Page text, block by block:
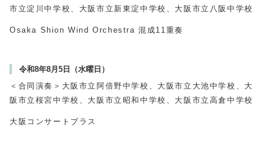
市立淀川中学校、大阪市立新東淀中学校、大阪市立八阪中学校
Osaka Shion Wind Orchestra 混成11重奏
令和8年8月5日（水曜日）
＜合同演奏＞大阪市立阿倍野中学校、大阪市立大池中学校、大
阪市立桜宮中学校、大阪市立昭和中学校、大阪市立高倉中学校
大阪コンサートブラス